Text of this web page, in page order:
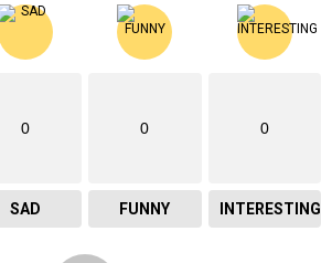
0
SAD
0
FUNNY
0
INTERESTING